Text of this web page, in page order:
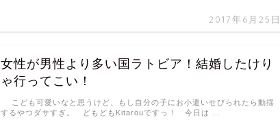
2017年6月25日
女性が男性より多い国ラトビア！結婚したけり
ゃ行ってこい！
こども可愛いなと思うけど、もし自分の子にお小遣いせびられたら動揺
するやつダサすぎ。 どもどもKitarouですっ！ 今日は …